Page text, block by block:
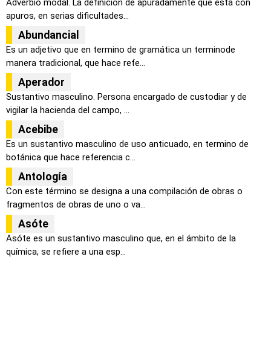
Adverbio modal. La definición de apuradamente que esta con
apuros, en serias dificultades...
Abundancial
Es un adjetivo que en termino de gramática un terminode
manera tradicional, que hace refe...
Aperador
Sustantivo masculino. Persona encargado de custodiar y de
vigilar la hacienda del campo, ...
Acebibe
Es un sustantivo masculino de uso anticuado, en termino de
botánica que hace referencia c...
Antología
Con este término se designa a una compilación de obras o
fragmentos de obras de uno o va...
Asóte
Asóte es un sustantivo masculino que, en el ámbito de la
química, se refiere a una esp...